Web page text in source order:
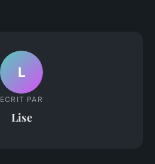
L
ECRIT PAR
Lise